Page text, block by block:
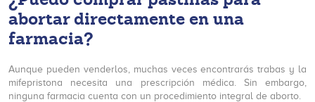
abortar directamente en una
farmacia?
Aunque pueden venderlos, muchas veces encontrarás trabas y la
mifepristona necesita una prescripción médica. Sin embargo,
ninguna farmacia cuenta con un procedimiento integral de aborto.